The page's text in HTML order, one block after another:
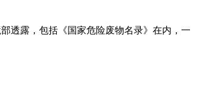
透露，包括《国家危险废物名录》在内，一